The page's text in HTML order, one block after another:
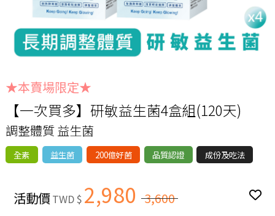
★本賣場限定★
【一次買多】研敏益生菌4盒組(120天)
調整體質 益生菌
全素 益生菌 200億好菌 品質認證 成份及吃法
活動價TWD $ 2,980 3,600